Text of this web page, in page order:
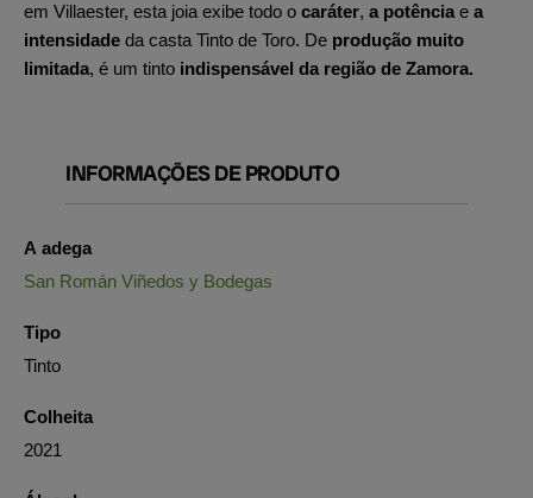
em Villaester, esta joia exibe todo o caráter, a potência e a
intensidade da casta Tinto de Toro. De produção muito
limitada, é um tinto indispensável da região de Zamora.
INFORMAÇÕES DE PRODUTO
A adega
San Román Viñedos y Bodegas
Tipo
Tinto
Colheita
2021